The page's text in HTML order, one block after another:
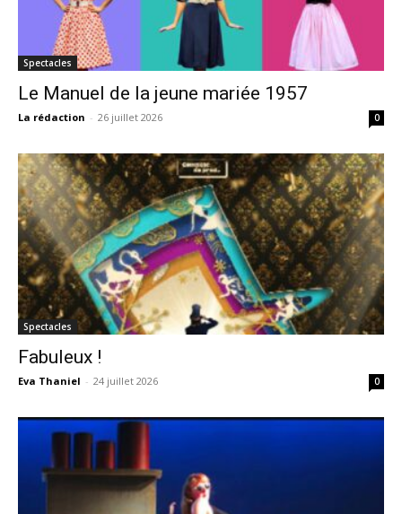
Spectacles
Le Manuel de la jeune mariée 1957
La rédaction - 26 juillet 2026 0
Spectacles
Fabuleux !
Eva Thaniel - 24 juillet 2026 0